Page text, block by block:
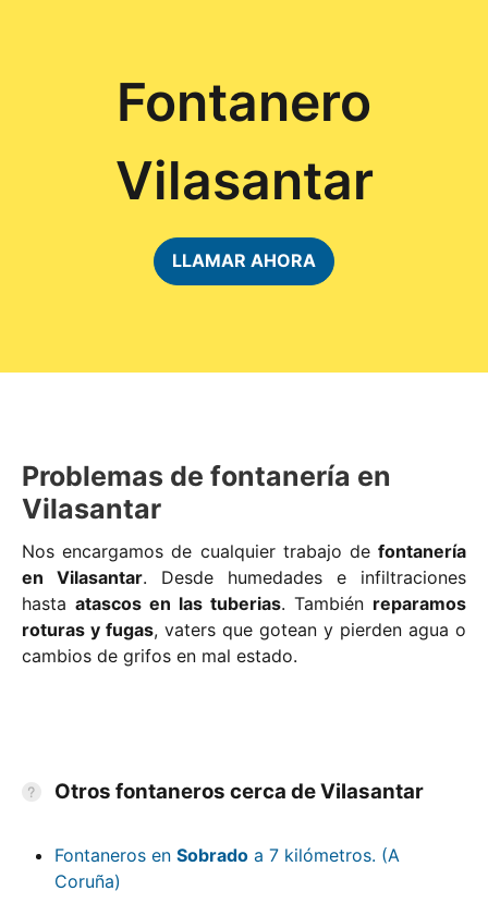
Fontanero
Vilasantar
LLAMAR AHORA
Problemas de fontanería en
Vilasantar
Nos encargamos de cualquier trabajo de fontanería
en Vilasantar. Desde humedades e infiltraciones
hasta atascos en las tuberias. También reparamos
roturas y fugas, vaters que gotean y pierden agua o
cambios de grifos en mal estado.
Otros fontaneros cerca de Vilasantar
Fontaneros en Sobrado a 7 kilómetros. (A
Coruña)